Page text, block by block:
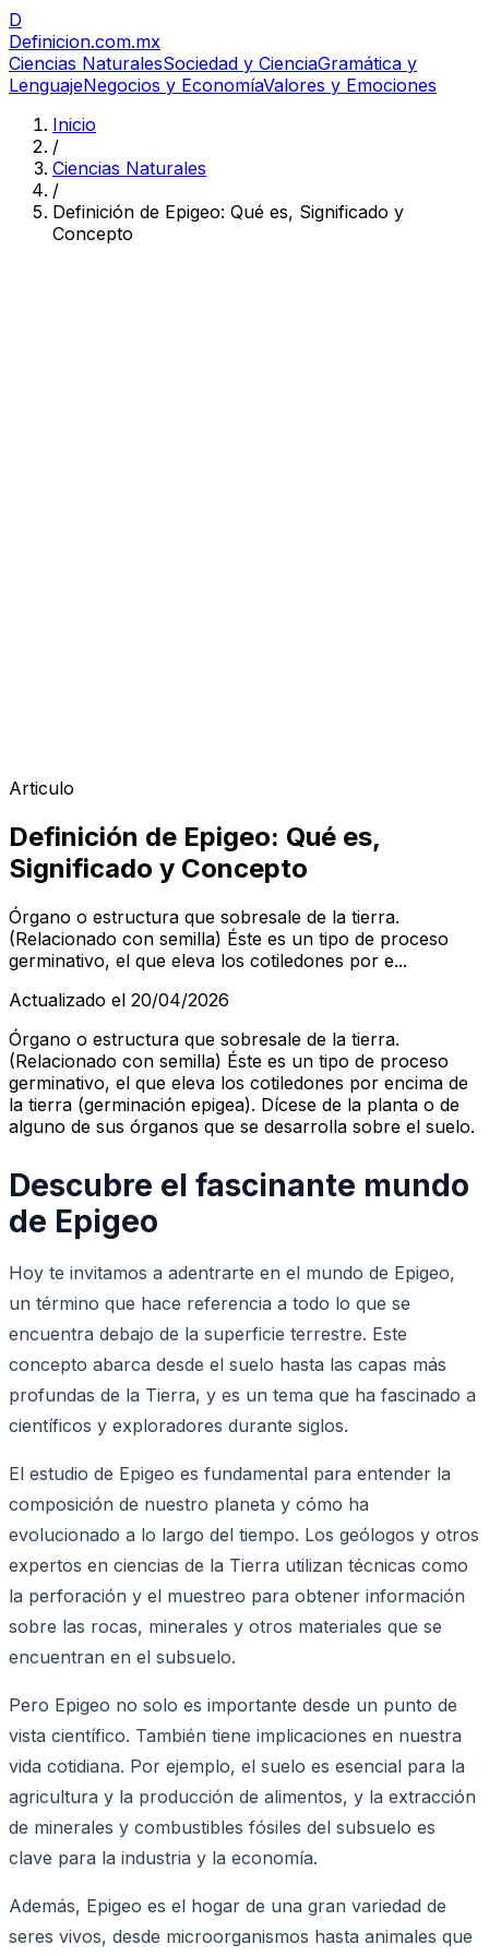
D
Definicion.com.mx
Ciencias NaturalesSociedad y CienciaGramática y
LenguajeNegocios y EconomíaValores y Emociones
Inicio
/
Ciencias Naturales
/
Definición de Epigeo: Qué es, Significado y
Concepto
Articulo
Definición de Epigeo: Qué es,
Significado y Concepto
Órgano o estructura que sobresale de la tierra.
(Relacionado con semilla) Éste es un tipo de proceso
germinativo, el que eleva los cotiledones por e...
Actualizado el 20/04/2026
Órgano o estructura que sobresale de la tierra.
(Relacionado con semilla) Éste es un tipo de proceso
germinativo, el que eleva los cotiledones por encima de
la tierra (germinación epigea). Dícese de la planta o de
alguno de sus órganos que se desarrolla sobre el suelo.
Descubre el fascinante mundo
de Epigeo
Hoy te invitamos a adentrarte en el mundo de Epigeo,
un término que hace referencia a todo lo que se
encuentra debajo de la superficie terrestre. Este
concepto abarca desde el suelo hasta las capas más
profundas de la Tierra, y es un tema que ha fascinado a
científicos y exploradores durante siglos.
El estudio de Epigeo es fundamental para entender la
composición de nuestro planeta y cómo ha
evolucionado a lo largo del tiempo. Los geólogos y otros
expertos en ciencias de la Tierra utilizan técnicas como
la perforación y el muestreo para obtener información
sobre las rocas, minerales y otros materiales que se
encuentran en el subsuelo.
Pero Epigeo no solo es importante desde un punto de
vista científico. También tiene implicaciones en nuestra
vida cotidiana. Por ejemplo, el suelo es esencial para la
agricultura y la producción de alimentos, y la extracción
de minerales y combustibles fósiles del subsuelo es
clave para la industria y la economía.
Además, Epigeo es el hogar de una gran variedad de
seres vivos, desde microorganismos hasta animales que